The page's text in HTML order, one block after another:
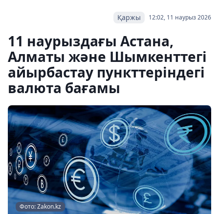
12:02, 11 наурыз 2026
Қаржы
11 наурыздағы Астана,
Алматы және Шымкенттегі
айырбастау пункттеріндегі
валюта бағамы
Фото: Zakon.kz